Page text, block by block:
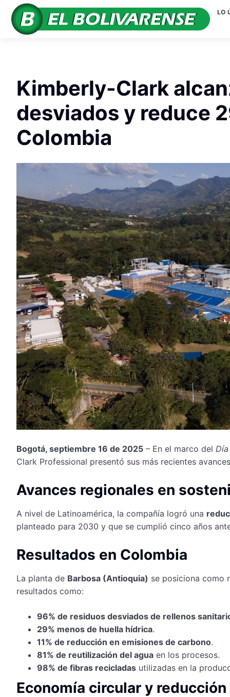
LO
Kimberly-Clark
desviados y reduce
Colombia
Bogotá, septiembre 16 de 2025 – En el marco del
Clark Professional presentó sus más recientes
Avances regionales en
A nivel de Latinoamérica, la compañía logró una
planteado para 2030 y que se cumplió cinco años
Resultados en Colombia
La planta de Barbosa (Antioquia) se posiciona como
resultados como:
96% de residuos desviados de rellenos
29% menos de huella hídrica.
11% de reducción en emisiones de carbono.
81% de reutilización del agua en los procesos.
98% de fibras recicladas utilizadas en la
Economía circular y